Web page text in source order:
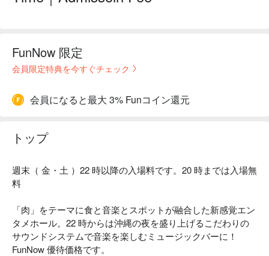
FunNow 限定
会員限定特典を今すぐチェック
会員になると最大 3% Funコイン還元
トップ
週末（ 金・土 ）22 時以降の入場料です。20 時までは入場無
料
「肉」をテーマに食と音楽とスポットが融合した新感覚エン
タメホール。22 時からは沖縄の夜を盛り上げるこだわりの
サウンドシステムで音楽を楽しむミュージックバーに！
FunNow 優待価格です。